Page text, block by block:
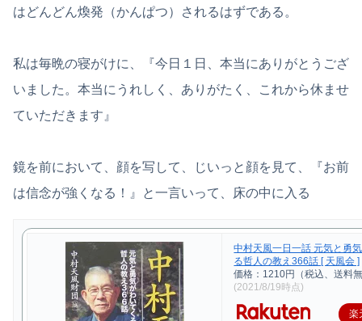
はどんどん煥発（かんぱつ）されるはずである。
私は毎晩の寝がけに、『今日１日、本当にありがとうござ
いました。本当にうれしく、ありがたく、これから休ませ
ていただきます』
鏡を前において、顔を写して、じいっと顔を見て、『お前
は信念が強くなる！』と一言いって、床の中に入る
中村天風一日一話 元気と勇
る哲人の教え366話 [ 天風会 ]
価格：1210円（税込、送料
(2021/8/19時点)
楽